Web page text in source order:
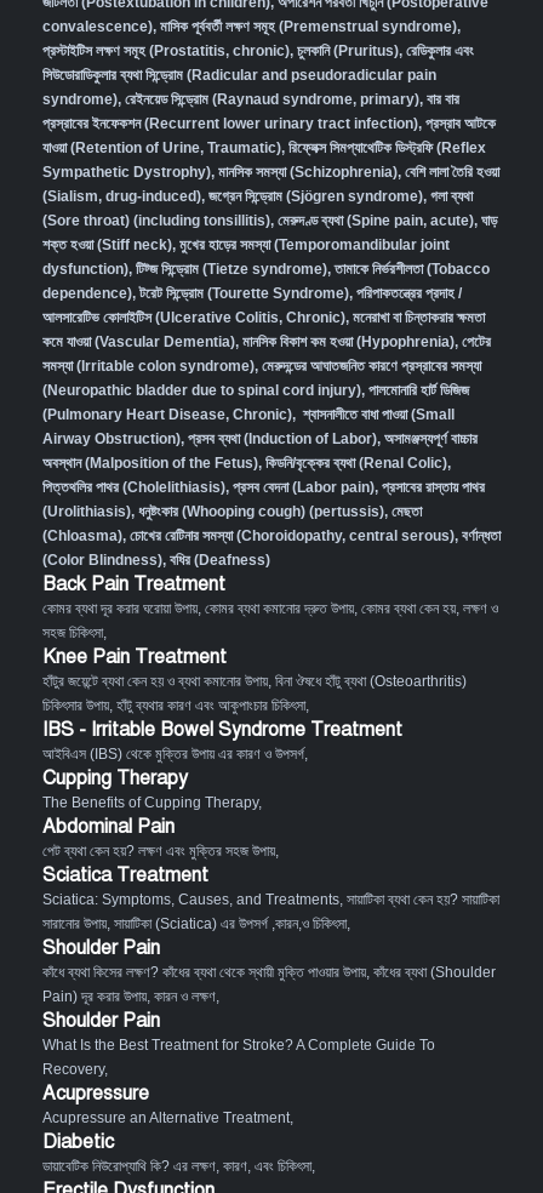
convalescence), মাসিক পূর্ববর্তী লক্ষণ সমূহ (Premenstrual syndrome),
প্রস্টাইটিস লক্ষণ সমূহ (Prostatitis, chronic), চুলকানি (Pruritus), রেডিকুলার এবং
সিউডোরাডিকুলার ব্যথা সিন্ড্রোম (Radicular and pseudoradicular pain
syndrome), রেইনয়েড সিন্ড্রোম (Raynaud syndrome, primary), বার বার
প্রস্রাবের ইনফেকশন (Recurrent lower urinary tract infection), প্রস্রাব আটকে
যাওয়া (Retention of Urine, Traumatic), রিফ্লেক্স সিমপ্যাথেটিক ডিস্ট্রফি (Reflex
Sympathetic Dystrophy), মানসিক সমস্যা (Schizophrenia), বেশি লালা তৈরি হওয়া
(Sialism, drug-induced), জগ্রেন সিন্ড্রোম (Sjögren syndrome), গলা ব্যথা
(Sore throat) (including tonsillitis), মেরুদণ্ড ব্যথা (Spine pain, acute), ঘাড়
শক্ত হওয়া (Stiff neck), মুখের হাড়ের সমস্যা (Temporomandibular joint
dysfunction), টিট্জ সিন্ড্রোম (Tietze syndrome),তামাকে নির্ভরশীলতা (Tobacco
dependence),টরেট সিন্ড্রোম (Tourette Syndrome), পরিপাকতন্ত্রের প্রদাহ /
আলসারেটিভ কোলাইটিস (Ulcerative Colitis, Chronic), মনেরাখা বা চিন্তাকরার ক্ষমতা
কমে যাওয়া (Vascular Dementia), মানসিক বিকাশ কম হওয়া (Hypophrenia), পেটের
সমস্যা (Irritable colon syndrome), মেরুদন্ডের আঘাতজনিত কারণে প্রস্রাবের সমস্যা
(Neuropathic bladder due to spinal cord injury), পালমোনারি হার্ট ডিজিজ
(Pulmonary Heart Disease, Chronic),শ্বাসনালীতে বাধা পাওয়া (Small
Airway Obstruction), প্রসব ব্যথা (Induction of Labor), অসামঞ্জস্যপূর্ণ বাচ্চার
অবস্থান (Malposition of the Fetus), কিডনি/বৃক্কের ব্যথা (Renal Colic),
পিত্তথলির পাথর (Cholelithiasis), প্রসব বেদনা (Labor pain), প্রসাবের রাস্তায় পাথর
(Urolithiasis), ধনুষ্টংকার (Whooping cough) (pertussis), মেছতা
(Chloasma), চোখের রেটিনার সমস্যা (Choroidopathy, central serous), বর্ণান্ধতা
(Color Blindness), বধির (Deafness)
Back Pain Treatment
কোমর ব্যথা দূর করার ঘরোয়া উপায়, কোমর ব্যথা কমানোর দ্রুত উপায়, কোমর ব্যথা কেন হয়, লক্ষণ ও
সহজ চিকিৎসা,
Knee Pain Treatment
হাঁটুর জয়েন্টে ব্যথা কেন হয় ও ব্যথা কমানোর উপায়, বিনা ঔষধে হাঁটু ব্যথা (Osteoarthritis)
চিকিৎসার উপায়, হাঁটু ব্যথার কারণ এবং আকুপাংচার চিকিৎসা,
IBS - Irritable Bowel Syndrome Treatment
আইবিএস (IBS) থেকে মুক্তির উপায় এর কারণ ও উপসর্গ,
Cupping Therapy
The Benefits of Cupping Therapy,
Abdominal Pain
পেট ব্যথা কেন হয়? লক্ষণ এবং মুক্তির সহজ উপায়,
Sciatica Treatment
Sciatica: Symptoms, Causes, and Treatments, সায়াটিকা ব্যথা কেন হয়? সায়াটিকা
সারানোর উপায়, সায়াটিকা (Sciatica) এর উপসর্গ ,কারন,ও চিকিৎসা,
Shoulder Pain
কাঁধে ব্যথা কিসের লক্ষণ? কাঁধের ব্যথা থেকে স্থায়ী মুক্তি পাওয়ার উপায়, কাঁধের ব্যথা (Shoulder
Pain) দূর করার উপায়, কারন ও লক্ষণ,
Shoulder Pain
What Is the Best Treatment for Stroke? A Complete Guide To
Recovery,
Acupressure
Acupressure an Alternative Treatment,
Diabetic
ডায়াবেটিক নিউরোপ্যাথি কি? এর লক্ষণ, কারণ, এবং চিকিৎসা,